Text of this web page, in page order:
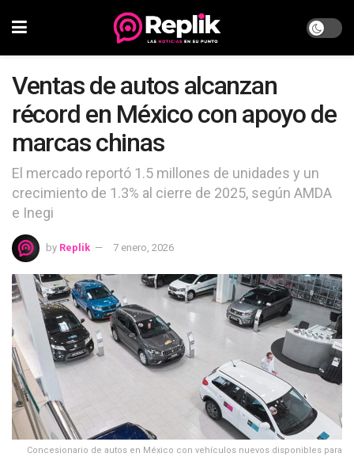
Ventas de autos alcanzan
récord en México con apoyo de
marcas chinas
El mercado reportó 1.5 millones de unidades y un
crecimiento de 1.3% al cierre de 2025, según AMDA
e Inegi
by Replik 7 enero, 2026
Concesionario de autos en México con vehículos nuevos disponibles para